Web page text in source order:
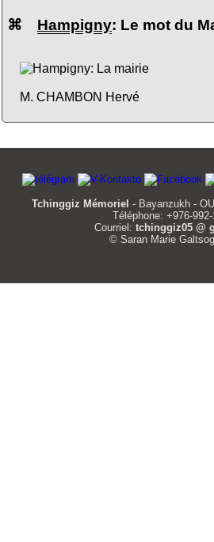
⌘ Hampigny: Le mot du
M. CHAMBON Hervé
Tchinggiz Mémoriel - Bayanzukh -
Téléphone: +976-
Courriel: tchinggiz05 @
© Saran Marie